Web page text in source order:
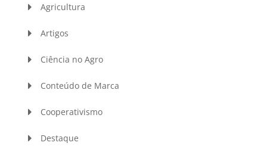
Agricultura
Artigos
Ciência no Agro
Conteúdo de Marca
Cooperativismo
Destaque